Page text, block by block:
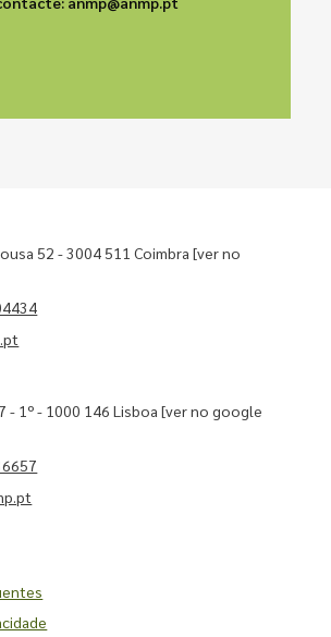
52 - 3004 511 Coimbra[ver no
- 1º - 1000 146 Lisboa[ver no google